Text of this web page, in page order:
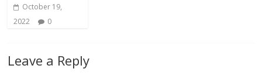
October 19,
2022
0
Leave a Reply